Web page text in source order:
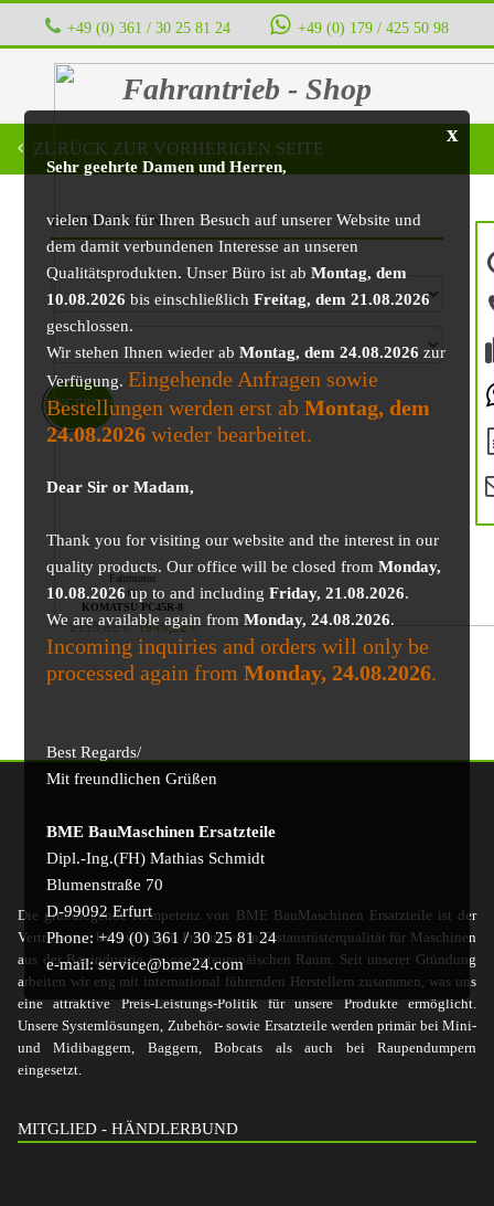
+49 (0) 361 / 30 25 81 24 ‭ ‭ ‭ ‭ +49 (0) 179 / 425 50 98
Fahrantrieb - Shop
x
Sehr geehrte Damen und Herren,
vielen Dank für Ihren Besuch auf unserer Website und
dem damit verbundenen Interesse an unseren
Qualitätsprodukten. Unser Büro ist abMontag, dem
10.08.2026 bis einschließlichFreitag, dem 21.08.2026
geschlossen.
Wir stehen Ihnen wieder abMontag, dem 24.08.2026 zur
Verfügung. Eingehende Anfragen sowie
Bestellungen werden erst abMontag, dem
24.08.2026 wieder bearbeitet.
Dear Sir or Madam,
Thank you for visiting our website and the interest in our
quality products. Our office will be closed fromMonday,
10.08.2026up to and includingFriday, 21.08.2026.
We are available again fromMonday, 24.08.2026.
Incoming inquiries and orders will only be
processed again fromMonday, 24.08.2026.
Best Regards/
Mit freundlichen Grüßen
BME BauMaschinen Ersatzteile
Dipl.-Ing.(FH) Mathias Schmidt
Blumenstraße 70
D-99092 Erfurt
Phone: +49 (0) 361 / 30 25 81 24
e-mail: service@bme24.com
ZURÜCK ZUR VORHERIGEN SEITE
BAUMASCHINE
Fahrmotor
für
KOMATSU PC45R-8
2115,82€ 1949,22€
ANGEBOT!
Die grundlegende Kompetenz von BME BauMaschinen Ersatzteile ist der
Vertrieb von hochwertigen Produkten in Erstausrüsterqualität für Maschinen
aus der Bauindustrie im gesamteuropäischen Raum. Seit unserer Gründung
arbeiten wir eng mit international führenden Herstellern zusammen, was uns
eine attraktive Preis-Leistungs-Politik für unsere Produkte ermöglicht.
Unsere Systemlösungen, Zubehör- sowie Ersatzteile werden primär bei Mini-
und Midibaggern, Baggern, Bobcats als auch bei Raupendumpern
eingesetzt.
MITGLIED - HÄNDLERBUND